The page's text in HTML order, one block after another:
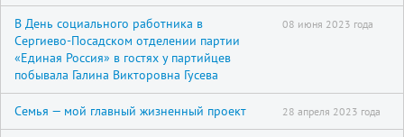
В День социального работника в
Сергиево-Посадском отделении партии
«Единая Россия» в гостях у партийцев
побывала Галина Викторовна Гусева
08 июня 2023 года
Семья — мой главный жизненный проект 28 апреля 2023 года